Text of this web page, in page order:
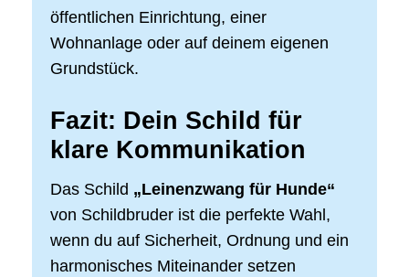
öffentlichen Einrichtung, einer
Wohnanlage oder auf deinem eigenen
Grundstück.
Fazit: Dein Schild für
klare Kommunikation
Das Schild „Leinenzwang für Hunde“
von Schildbruder ist die perfekte Wahl,
wenn du auf Sicherheit, Ordnung und ein
harmonisches Miteinander setzen